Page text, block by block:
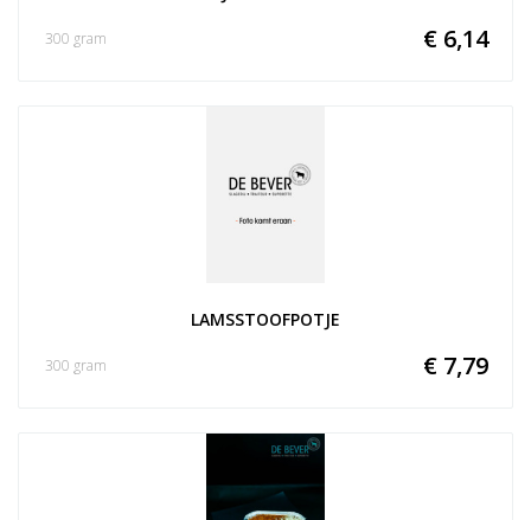
€ 6,14
300 gram
LAMSSTOOFPOTJE
€ 7,79
300 gram